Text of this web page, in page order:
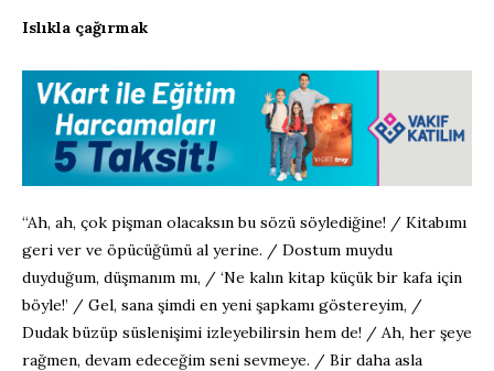
Islıkla çağırmak
“Ah, ah, çok pişman olacaksın bu sözü söylediğine! / Kitabımı
geri ver ve öpücüğümü al yerine. / Dostum muydu
duyduğum, düşmanım mı, / ‘Ne kalın kitap küçük bir kafa için
böyle!’ / Gel, sana şimdi en yeni şapkamı göstereyim, /
Dudak büzüp süslenişimi izleyebilirsin hem de! / Ah, her şeye
rağmen, devam edeceğim seni sevmeye. / Bir daha asla